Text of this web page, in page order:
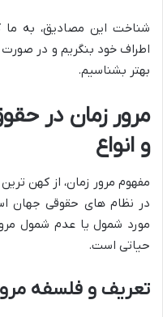
شناخت این مصادیق، به
اطراف خود بنگریم و در
بهتر بشناسیم.
مرور زمان در
و انواع
مفهوم مرور زمان، از کهن
در نظام های حقوقی جهان
مورد شمول یا عدم شمول
حیاتی است.
تعریف و فلسفه